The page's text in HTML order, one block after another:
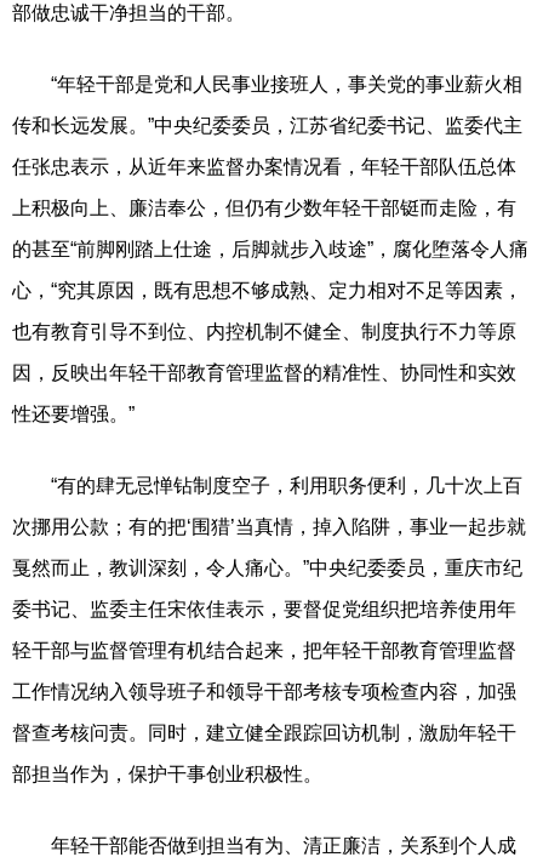
部做忠诚干净担当的干部。
“年轻干部是党和人民事业接班人，事关党的事业薪火相
传和长远发展。”中央纪委委员，江苏省纪委书记、监委代主
任张忠表示，从近年来监督办案情况看，年轻干部队伍总体
上积极向上、廉洁奉公，但仍有少数年轻干部铤而走险，有
的甚至“前脚刚踏上仕途，后脚就步入歧途”，腐化堕落令人痛
心，“究其原因，既有思想不够成熟、定力相对不足等因素，
也有教育引导不到位、内控机制不健全、制度执行不力等原
因，反映出年轻干部教育管理监督的精准性、协同性和实效
性还要增强。”
“有的肆无忌惮钻制度空子，利用职务便利，几十次上百
次挪用公款；有的把‘围猎’当真情，掉入陷阱，事业一起步就
戛然而止，教训深刻，令人痛心。”中央纪委委员，重庆市纪
委书记、监委主任宋依佳表示，要督促党组织把培养使用年
轻干部与监督管理有机结合起来，把年轻干部教育管理监督
工作情况纳入领导班子和领导干部考核专项检查内容，加强
督查考核问责。同时，建立健全跟踪回访机制，激励年轻干
部担当作为，保护干事创业积极性。
年轻干部能否做到担当有为、清正廉洁，关系到个人成